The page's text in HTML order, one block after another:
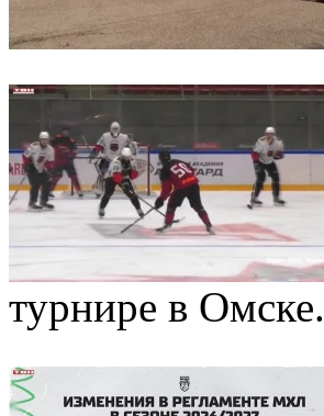
турнире в Омске.